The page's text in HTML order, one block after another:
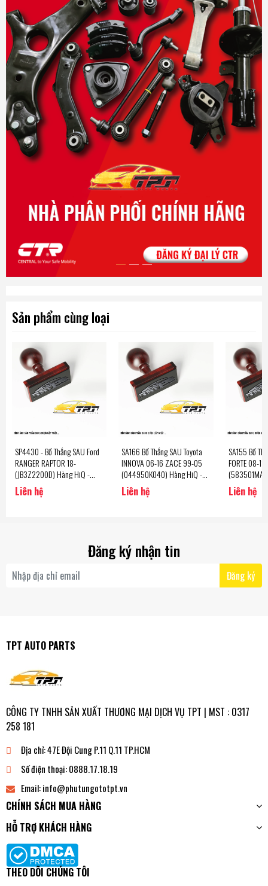
Sản phẩm cùng loại
SP4430 - Bố Thắng SAU Ford
RANGER RAPTOR 18-
(JB3Z2200D) Hàng HiQ -
Sangsin Korea
Liên hệ
SA166 Bố Thắng SAU Toyota
INNOVA 06-16 ZACE 99-05
(044950K040) Hàng HiQ -
Sangsin Korea
Liên hệ
SA155 Bố
FORTE 08-
Sangsin -
Liên hệ
Đăng ký nhận tin
Đăng ký
TPT AUTO PARTS
CÔNG TY TNHH SẢN XUẤT THƯƠNG MẠI DỊCH VỤ TPT | MST : 0317
258 181
Địa chỉ:47E Đội Cung P.11 Q.11 TP.HCM
Số điện thoại:0888.17.18.19
Email:info@phutungototpt.vn
CHÍNH SÁCH MUA HÀNG
HỖ TRỢ KHÁCH HÀNG
THEO DÕI CHÚNG TÔI